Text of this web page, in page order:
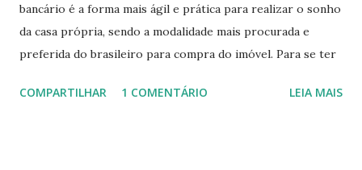
bancário é a forma mais ágil e prática para realizar o sonho
da casa própria, sendo a modalidade mais procurada e
preferida do brasileiro para compra do imóvel. Para se ter
financiados por essa modalidade. Dentre as vantagens,
COMPARTILHAR 1 COMENTÁRIO LEIA MAIS